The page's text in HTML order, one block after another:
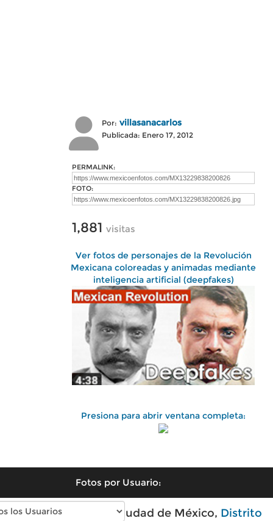
Por: villasanacarlos
Publicada: Enero 17, 2012
PERMALINK:
FOTO:
1,881 visitas
Ver fotos de personajes de la Revolución
Mexicana coloreadas y animadas mediante
inteligencia artificial (deepfakes)
Presiona para abrir ventana completa:
Fotos por Usuario:
Fotos antiguas de Ciudad de México, Distrito